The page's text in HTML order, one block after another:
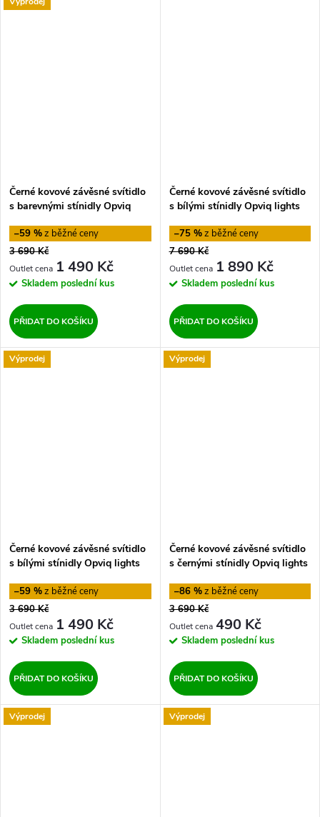
Černé kovové závěsné svítidlo
s barevnými stínidly Opviq
–59 %
3 690 Kč
1 490 Kč
Skladem poslední kus
PŘIDAT DO KOŠÍKU
Černé kovové závěsné svítidlo
s bílými stínidly Opviq lights
–75 %
7 690 Kč
1 890 Kč
Skladem poslední kus
PŘIDAT DO KOŠÍKU
Výprodej
Černé kovové závěsné svítidlo
s bílými stínidly Opviq lights
–59 %
3 690 Kč
1 490 Kč
Skladem poslední kus
PŘIDAT DO KOŠÍKU
Výprodej
Černé kovové závěsné svítidlo
s černými stínidly Opviq lights
–86 %
3 690 Kč
490 Kč
Skladem poslední kus
PŘIDAT DO KOŠÍKU
Výprodej Výprodej